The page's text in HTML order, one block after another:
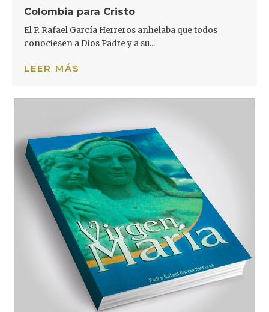
Colombia para Cristo
El P. Rafael García Herreros anhelaba que todos
conociesen a Dios Padre y a su...
LEER MÁS